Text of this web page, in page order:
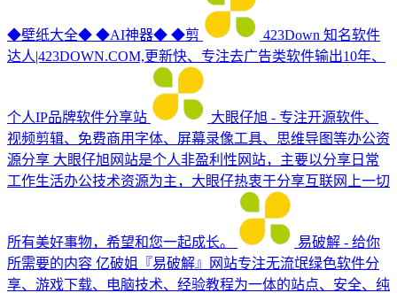
◆壁纸大全◆ ◆AI神器◆ ◆剪 423Down 知名软件
达人|423DOWN.COM,更新快、专注去广告类软件输出10年、
个人IP品牌软件分享站
大眼仔旭 - 专注开源软件、
视频剪辑、免费商用字体、屏幕录像工具、思维导图等办公资
源分享 大眼仔旭网站是个人非盈利性网站，主要以分享日常
工作生活办公技术资源为主，大眼仔热衷于分享互联网上一切
所有美好事物，希望和您一起成长。
易破解 - 给你
所需要的内容 亿破姐『易破解』网站专注无流氓绿色软件分
享、游戏下载、电脑技术、经验教程为一体的站点、安全、纯